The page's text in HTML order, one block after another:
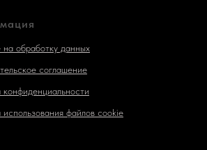
на обработку данных
соглашение
конфиденциальности
использования файлов cookie